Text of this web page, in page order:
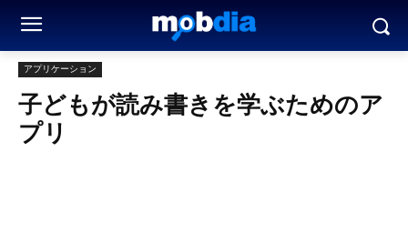
アプリケーション
子どもが読み書きを学ぶためのア
プリ